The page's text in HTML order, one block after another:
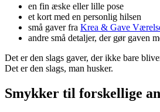
en fin æske eller lille pose
et kort med en personlig hilsen
små gaver fra Krea & Gave
andre små detaljer, der gør gaven
Det er den slags gaver, der ikke bare
Det er den slags, man husker.
Smykker til forskellige